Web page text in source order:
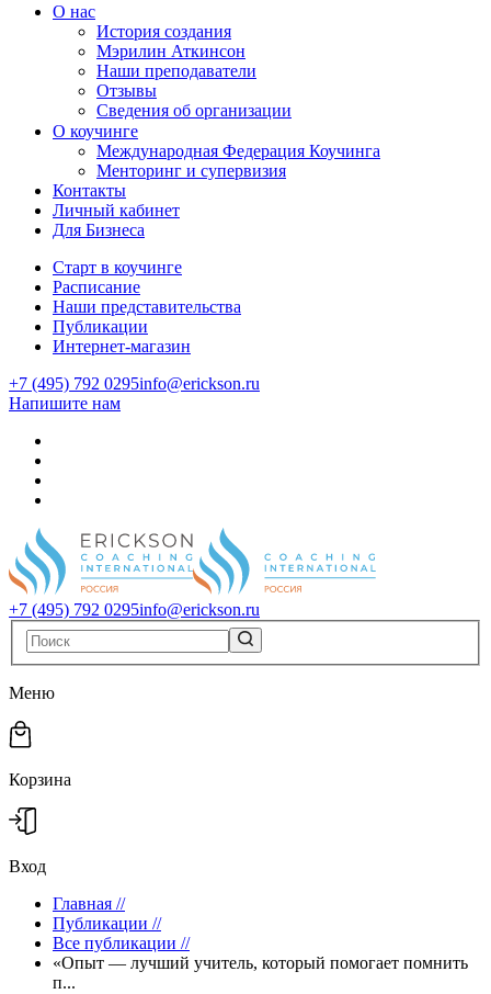
О нас
История создания
Мэрилин Аткинсон
Наши преподаватели
Отзывы
Сведения об организации
О коучинге
Международная Федерация Коучинга
Менторинг и супервизия
Контакты
Личный кабинет
Для Бизнеса
Старт в коучинге
Расписание
Наши представительства
Публикации
Интернет-магазин
+7 (495) 792 0295info@erickson.ru
Напишите нам
+7 (495) 792 0295info@erickson.ru
Меню
Корзина
Вход
Главная //
Публикации //
Все публикации //
«Опыт — лучший учитель, который помогает помнить
п...